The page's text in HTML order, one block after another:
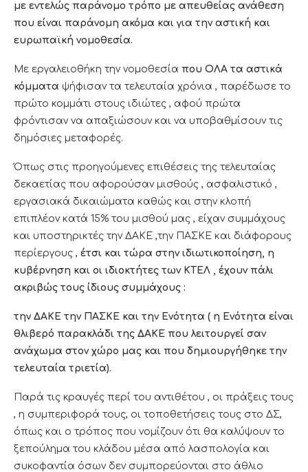
με εντελώς παράνομο τρόπο με απευθείας ανάθεση
που είναι παράνομη ακόμα και για την αστική και
ευρωπαϊκή νομοθεσία.
Με εργαλειοθήκη την νομοθεσία που ΟΛΑ τα αστικά
κόμματα ψήφισαν τα τελευταία χρόνια , παρέδωσε το
πρώτο κομμάτι στους ιδιώτες , αφού πρώτα
φρόντισαν να απαξιώσουν και να υποβαθμίσουν τις
δημόσιες μεταφορές.
Όπως στις προηγούμενες επιθέσεις της τελευταίας
δεκαετίας που αφορούσαν μισθούς , ασφαλιστικό ,
εργασιακά δικαιώματα καθώς και στην κλοπή
επιπλέον κατά 15% του μισθού μας , είχαν συμμάχους
και υποστηρικτές την ΔΑΚΕ ,την ΠΑΣΚΕ και διάφορους
περίεργους , έτσι και τώρα στην ιδιωτικοποίηση, η
κυβέρνηση και οι ιδιοκτήτες των ΚΤΕΛ , έχουν πάλι
ακριβώς τους ίδιους συμμάχους :
την ΔΑΚΕ την ΠΑΣΚΕ και την Ενότητα ( η Ενότητα είναι
θλιβερό παρακλάδι της ΔΑΚΕ που λειτουργεί σαν
ανάχωμα στον χώρο μας και που δημιουργήθηκε την
τελευταία τριετία).
Παρά τις κραυγές περί του αντιθέτου , οι πράξεις τους
, η συμπεριφορά τους, οι τοποθετήσεις τους στο ΔΣ,
όπως και ο τρόπος που νομίζουν ότι θα καλύψουν το
ξεπούλημα του κλάδου μέσα από λασπολογία και
συκοφαντία όσων δεν συμπορεύονται στο άθλιο